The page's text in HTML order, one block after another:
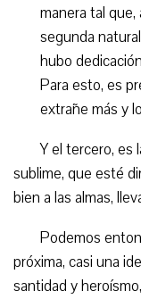
manera tal
segunda
hubo
Para esto, es
extrañe más y
Y el tercero, es
sublime, que esté
bien a las almas,
Podemos
próxima, casi una
santidad y